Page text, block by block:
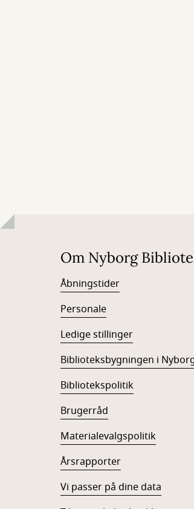
Om Nyborg
Åbningstider
Personale
Ledige stillinger
Biblioteksbygningen i
Bibliotekspolitik
Brugerråd
Materialevalgspolitik
Årsrapporter
Vi passer på dine data